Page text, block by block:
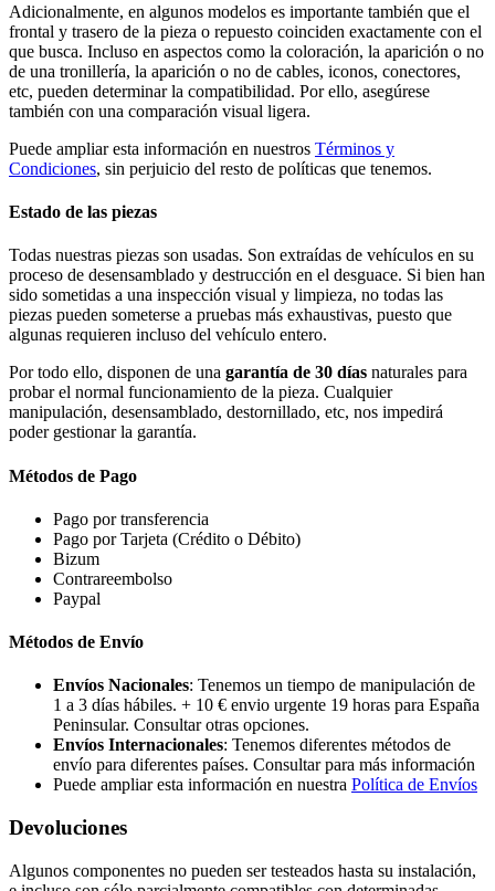
Adicionalmente, en algunos modelos es importante también que el
frontal y trasero de la pieza o repuesto coinciden exactamente con el
que busca. Incluso en aspectos como la coloración, la aparición o no
de una tronillería, la aparición o no de cables, iconos, conectores,
etc, pueden determinar la compatibilidad. Por ello, asegúrese
también con una comparación visual ligera.
Puede ampliar esta información en nuestros Términos y
Condiciones, sin perjuicio del resto de políticas que tenemos.
Estado de las piezas
Todas nuestras piezas son usadas. Son extraídas de vehículos en su
proceso de desensamblado y destrucción en el desguace. Si bien han
sido sometidas a una inspección visual y limpieza, no todas las
piezas pueden someterse a pruebas más exhaustivas, puesto que
algunas requieren incluso del vehículo entero.
Por todo ello, disponen de una garantía de 30 días naturales para
probar el normal funcionamiento de la pieza. Cualquier
manipulación, desensamblado, destornillado, etc, nos impedirá
poder gestionar la garantía.
Métodos de Pago
Pago por transferencia
Pago por Tarjeta (Crédito o Débito)
Bizum
Contrareembolso
Paypal
Métodos de Envío
Envíos Nacionales: Tenemos un tiempo de manipulación de
1 a 3 días hábiles. + 10 € envio urgente 19 horas para España
Peninsular. Consultar otras opciones.
Envíos Internacionales: Tenemos diferentes métodos de
envío para diferentes países. Consultar para más información
Puede ampliar esta información en nuestra Política de Envíos
Devoluciones
Algunos componentes no pueden ser testeados hasta su instalación,